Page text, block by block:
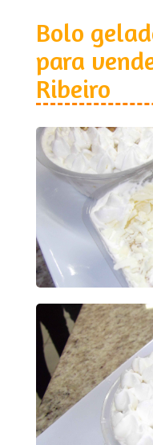
Bolo
para
Ribeiro